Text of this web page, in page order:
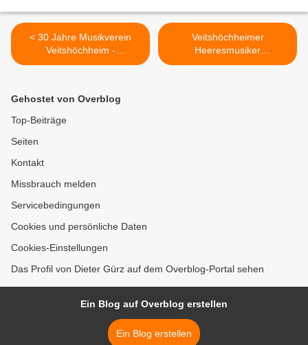
< 30 Jahre Musikverein
Veitshöchheim -
Phantastisches
Geschätzte
Kultureinrichtung und
hervorragender
musikalischer Werbeträger
Veitshöchheimer
Heeresmusiker
begeisterten mit einem
Gehostet von Overblog
Top-Beiträge
Seiten
Kontakt
Missbrauch melden
Servicebedingungen
Cookies und persönliche Daten
Cookies-Einstellungen
Das Profil von Dieter Gürz auf dem Overblog-Portal sehen
Ein Blog auf Overblog erstellen
Ein Blog erstellen